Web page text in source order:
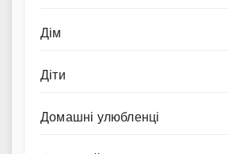
Дім
Діти
Домашні улюбленці